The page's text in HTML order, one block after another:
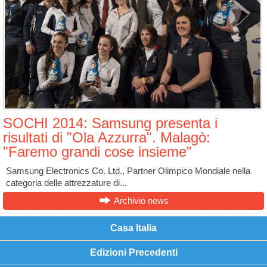
SOCHI 2014: Samsung presenta i
risultati di "Ola Azzurra". Malagò:
"Faremo grandi cose insieme"
Samsung Electronics Co. Ltd., Partner Olimpico Mondiale nella
categoria delle attrezzature di...
Archivio news
Casa Italia
Edizioni Precedenti